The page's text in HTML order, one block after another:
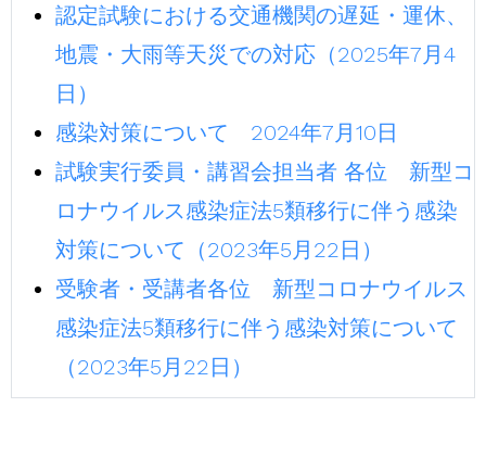
認定試験における交通機関の遅延・運休、
地震・大雨等天災での対応（2025年7月4
日）
感染対策について 2024年7月10日
試験実行委員・講習会担当者 各位 新型コ
ロナウイルス感染症法5類移行に伴う感染
対策について（2023年5月22日）
受験者・受講者各位 新型コロナウイルス
感染症法5類移行に伴う感染対策について
（2023年5月22日）